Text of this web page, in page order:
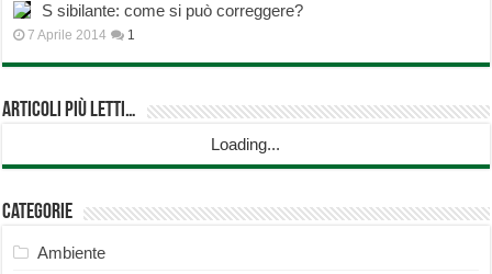
S sibilante: come si può correggere?
7 Aprile 2014 1
Articoli più Letti…
Loading...
Categorie
Ambiente